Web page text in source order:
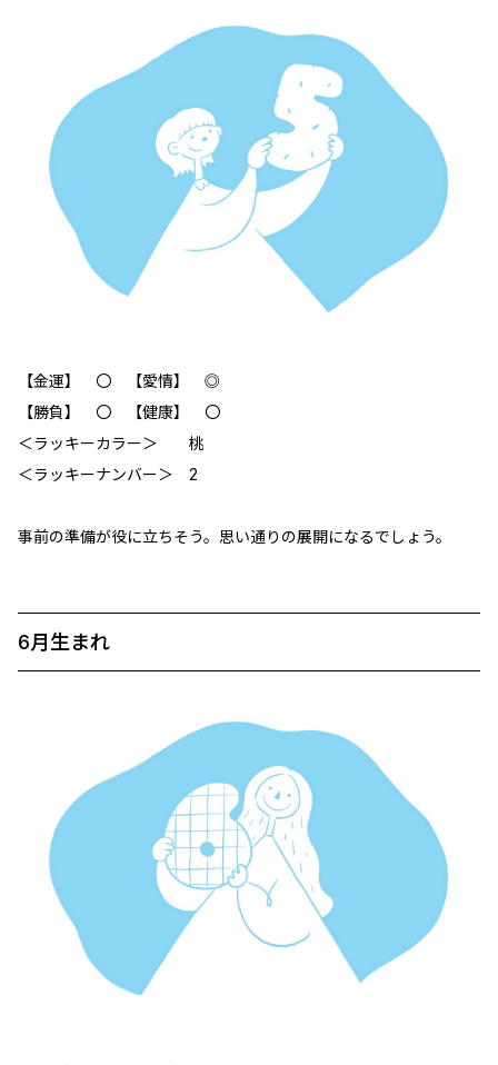
【金運】 〇 【愛情】 ◎
【勝負】 〇 【健康】 〇
＜ラッキーカラー＞ 桃
＜ラッキーナンバー＞ 2
事前の準備が役に立ちそう。思い通りの展開になるでしょう。
6月生まれ